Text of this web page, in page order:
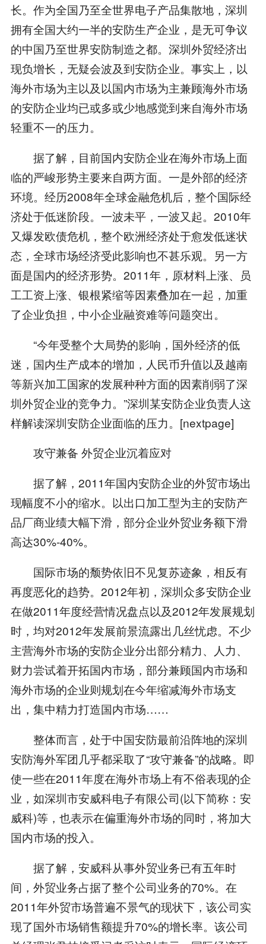
长。作为全国乃至全世界电子产品集散地，深圳
拥有全国大约一半的安防生产企业，是无可争议
的中国乃至世界安防制造之都。深圳外贸经济出
现负增长，无疑会波及到安防企业。事实上，以
海外市场为主以及以国内市场为主兼顾海外市场
的安防企业均已或多或少地感觉到来自海外市场
轻重不一的压力。
据了解，目前国内安防企业在海外市场上面
临的严峻形势主要来自两方面。一是外部的经济
环境。经历2008年全球金融危机后，整个国际经
济处于低迷阶段。一波未平，一波又起。2010年
又爆发欧债危机，整个欧洲经济处于愈发低迷状
态，全球市场经济受此影响也不甚乐观。另一方
面是国内的经济形势。2011年，原材料上涨、员
工工资上涨、银根紧缩等因素叠加在一起，加重
了企业负担，中小企业融资难等问题突出。
“今年受整个大局势的影响，国外经济的低
迷，国内生产成本的增加，人民币升值以及越南
等新兴加工国家的发展种种方面的因素削弱了深
圳外贸企业的竞争力。”深圳某安防企业负责人这
样解读深圳安防企业面临的压力。[nextpage]
攻守兼备 外贸企业沉着应对
据了解，2011年国内安防企业的外贸市场出
现幅度不小的缩水。以出口加工型为主的安防产
品厂商业绩大幅下滑，部分企业外贸业务额下滑
高达30%-40%。
国际市场的颓势依旧不见复苏迹象，相反有
再度恶化的趋势。2012年初，深圳众多安防企业
在做2011年度经营情况盘点以及2012年发展规划
时，均对2012年发展前景流露出几丝忧虑。不少
主营海外市场的安防企业分出部分精力、人力、
财力尝试着开拓国内市场，部分兼顾国内市场和
海外市场的企业则规划在今年缩减海外市场支
出，集中精力打造国内市场……
整体而言，处于中国安防最前沿阵地的深圳
安防海外军团几乎都采取了“攻守兼备”的战略。即
使一些在2011年度在海外市场上有不俗表现的企
业，如深圳市安威科电子有限公司(以下简称：安
威科)等，也表示在偏重海外市场的同时，将加大
国内市场的投入。
据了解，安威科从事外贸业务已有五年时
间，外贸业务占据了整个公司业务的70%。在
2011年外贸市场普遍不景气的现状下，该公司实
现了国外市场销售额提升70%的增长率。该公司